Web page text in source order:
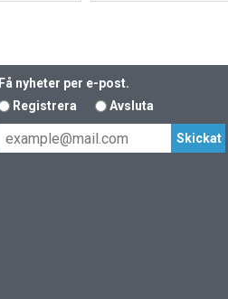
Få nyheter per e-post.
Registrera
Avsluta